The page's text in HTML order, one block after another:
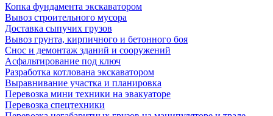
Копка фундамента экскаватором
Вывоз строительного мусора
Доставка сыпучих грузов
Вывоз грунта, кирпичного и бетонного боя
Снос и демонтаж зданий и сооружений
Асфальтирование под ключ
Разработка котлована экскаватором
Выравнивание участка и планировка
Перевозка мини техники на эвакуаторе
Перевозка спецтехники